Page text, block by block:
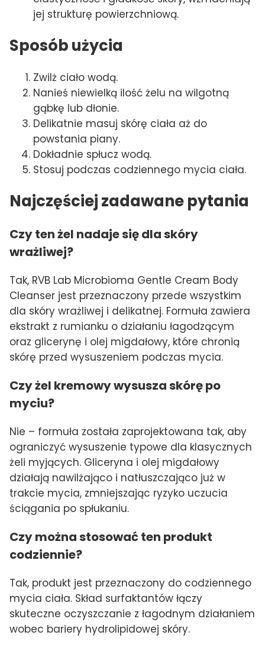
jej strukturę powierzchniową.
Sposób użycia
Zwilż ciało wodą.
Nanieś niewielką ilość żelu na wilgotną
gąbkę lub dłonie.
Delikatnie masuj skórę ciała aż do
powstania piany.
Dokładnie spłucz wodą.
Stosuj podczas codziennego mycia ciała.
Najczęściej zadawane pytania
Czy ten żel nadaje się dla skóry
wrażliwej?
Tak, RVB Lab Microbioma Gentle Cream Body
Cleanser jest przeznaczony przede wszystkim
dla skóry wrażliwej i delikatnej. Formuła zawiera
ekstrakt z rumianku o działaniu łagodzącym
oraz glicerynę i olej migdałowy, które chronią
skórę przed wysuszeniem podczas mycia.
Czy żel kremowy wysusza skórę po
myciu?
Nie – formuła została zaprojektowana tak, aby
ograniczyć wysuszenie typowe dla klasycznych
żeli myjących. Gliceryna i olej migdałowy
działają nawilżająco i natłuszczająco już w
trakcie mycia, zmniejszając ryzyko uczucia
ściągania po spłukaniu.
Czy można stosować ten produkt
codziennie?
Tak, produkt jest przeznaczony do codziennego
mycia ciała. Skład surfaktantów łączy
skuteczne oczyszczanie z łagodnym działaniem
wobec bariery hydrolipidowej skóry.